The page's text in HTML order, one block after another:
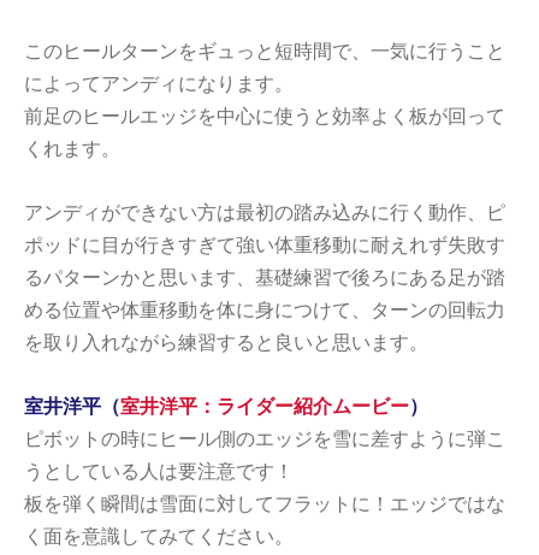
このヒールターンをギュっと短時間で、一気に行うこと
によってアンディになります。
前足のヒールエッジを中心に使うと効率よく板が回って
くれます。
アンディができない方は最初の踏み込みに行く動作、ピ
ポッドに目が行きすぎて強い体重移動に耐えれず失敗す
るパターンかと思います、基礎練習で後ろにある足が踏
める位置や体重移動を体に身につけて、ターンの回転力
を取り入れながら練習すると良いと思います。
室井洋平（室井洋平：ライダー紹介ムービー）
ピボットの時にヒール側のエッジを雪に差すように弾こ
うとしている人は要注意です！
板を弾く瞬間は雪面に対してフラットに！エッジではな
く面を意識してみてください。